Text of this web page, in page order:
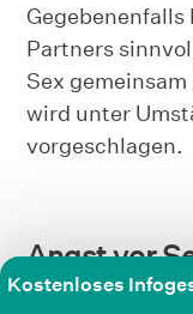
Gegebenenfalls
Partners
Sex
wird unter
vorgeschlagen.
Angst vor
Kostenloses